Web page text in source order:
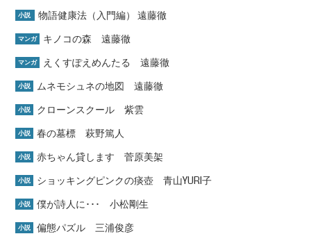
小説 物語健康法（入門編） 遠藤徹
マンガ キノコの森 遠藤徹
マンガ えくすぽえめんたる 遠藤徹
小説 ムネモシュネの地図 遠藤徹
小説 クローンスクール 紫雲
小説 春の墓標 萩野篤人
小説 赤ちゃん貸します 菅原美架
小説 ショッキングピンクの痰壺 青山YURI子
小説 僕が詩人に･･･ 小松剛生
小説 偏態パズル 三浦俊彦